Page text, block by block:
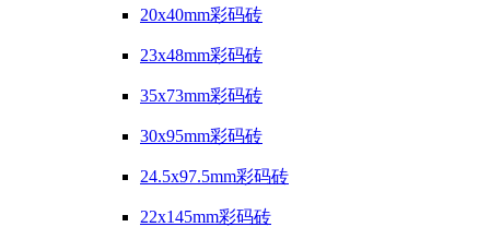
20x40mm彩码砖
23x48mm彩码砖
35x73mm彩码砖
30x95mm彩码砖
24.5x97.5mm彩码砖
22x145mm彩码砖